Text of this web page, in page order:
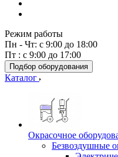
Режим работы
Пн - Чт: с 9:00 до 18:00
Пт : с 9:00 до 17:00
Подбор оборудования
Каталог
Окрасочное
Безвоздушные